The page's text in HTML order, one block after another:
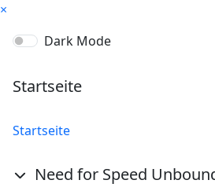
×
Dark Mode
Startseite
Startseite
Need for Speed